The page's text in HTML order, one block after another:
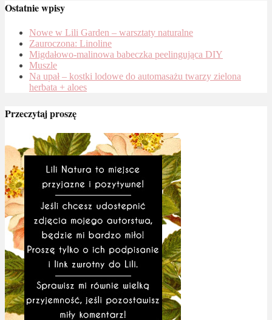
Ostatnie wpisy
Nowe w Lili Garden – warsztaty naturalne
Zauroczona: Linoline
Migdałowo-malinowa babeczka peelingująca DIY
Muszle
Na upał – kostki lodowe do automasażu twarzy zielona
herbata + aloes
Przeczytaj proszę